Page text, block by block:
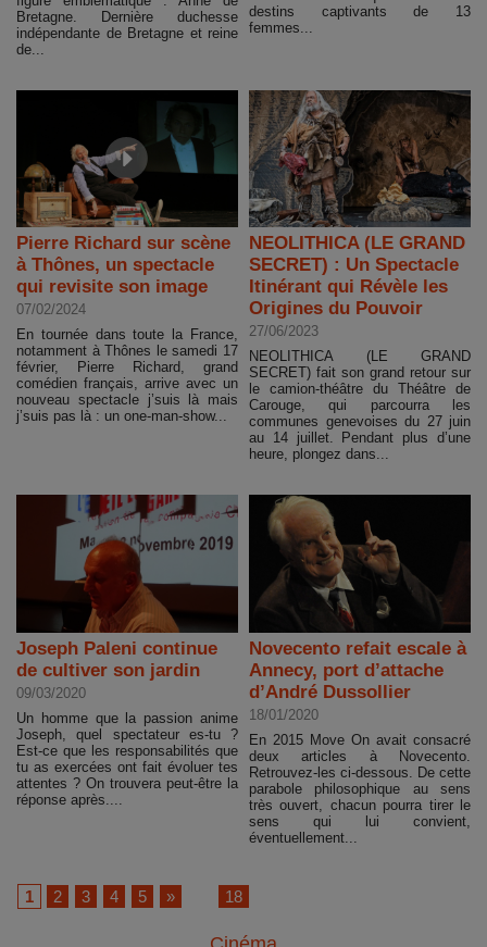
Bretagne. Dernière duchesse
indépendante de Bretagne et reine
de...
destins captivants de 13
femmes...
Pierre Richard sur scène
à Thônes, un spectacle
qui revisite son image
07/02/2024
En tournée dans toute la France,
notamment à Thônes le samedi 17
février, Pierre Richard, grand
comédien français, arrive avec un
nouveau spectacle j’suis là mais
j’suis pas là : un one-man-show...
NEOLITHICA (LE GRAND
SECRET) : Un Spectacle
Itinérant qui Révèle les
Origines du Pouvoir
27/06/2023
NEOLITHICA (LE GRAND
SECRET) fait son grand retour sur
le camion-théâtre du Théâtre de
Carouge, qui parcourra les
communes genevoises du 27 juin
au 14 juillet. Pendant plus d’une
heure, plongez dans...
Joseph Paleni continue
de cultiver son jardin
09/03/2020
Un homme que la passion anime
Joseph, quel spectateur es-tu ?
Est-ce que les responsabilités que
tu as exercées ont fait évoluer tes
attentes ? On trouvera peut-être la
réponse après....
Novecento refait escale à
Annecy, port d’attache
d’André Dussollier
18/01/2020
En 2015 Move On avait consacré
deux articles à Novecento.
Retrouvez-les ci-dessous. De cette
parabole philosophique au sens
très ouvert, chacun pourra tirer le
sens qui lui convient,
éventuellement...
1 2 3 4 5 » 18